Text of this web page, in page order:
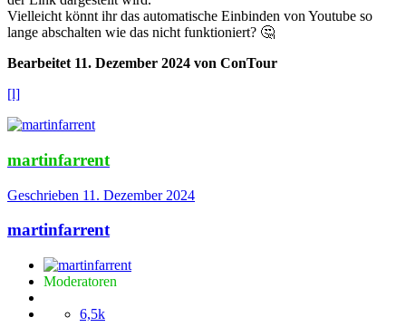
Vielleicht könnt ihr das automatische Einbinden von Youtube so
lange abschalten wie das nicht funktioniert? 🤔
Bearbeitet 11. Dezember 2024 von ConTour
[l]
martinfarrent
Geschrieben 11. Dezember 2024
martinfarrent
Moderatoren
6,5k